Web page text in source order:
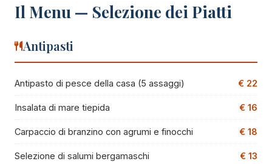
Il Menu — Selezione dei Piatti
Antipasti
Antipasto di pesce della casa (5 assaggi) € 22
Insalata di mare tiepida € 16
Carpaccio di branzino con agrumi e finocchi € 18
Selezione di salumi bergamaschi € 13